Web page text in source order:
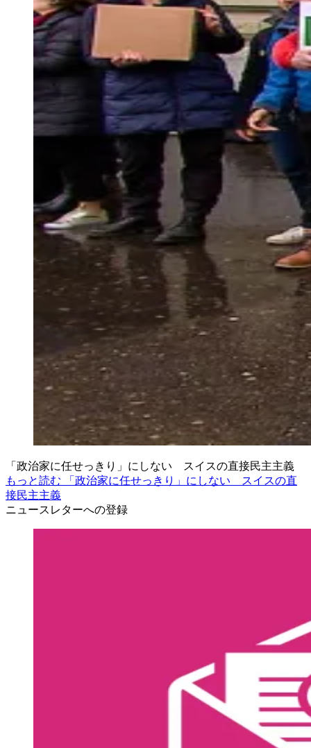
「政治家に任せっきり」にしない スイスの直接民主主義
もっと読む 「政治家に任せっきり」にしない スイスの直
接民主主義
ニュースレターへの登録